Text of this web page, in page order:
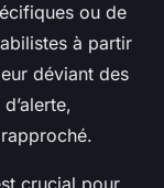
ou de
à partir
déviant des